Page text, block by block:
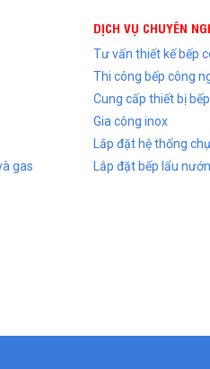
gas
DỊCH VỤ CHUYÊN
Tư vấn thiết kế bếp
Thi công bếp công
Cung cấp thiết bị
Gia công inox
Lắp đặt hệ thống
Lắp đặt bếp lẩu